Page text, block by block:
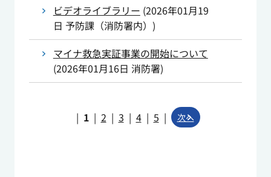
ビデオライブラリー (2026年01月19
日 予防課（消防署内） )
マイナ救急実証事業の開始について
(2026年01月16日 消防署)
| 1 | 2 | 3 | 4 | 5 | 次へ